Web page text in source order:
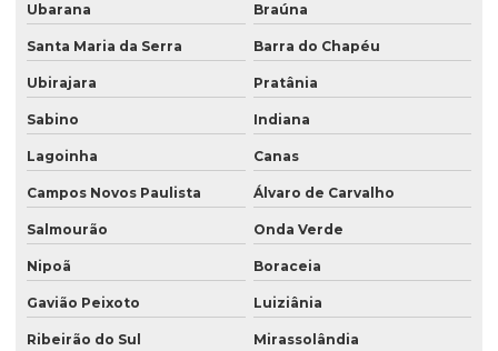
Ubarana Braúna
Santa Maria da Serra Barra do Chapéu
Ubirajara Pratânia
Sabino Indiana
Lagoinha Canas
Campos Novos Paulista Álvaro de Carvalho
Salmourão Onda Verde
Nipoã Boraceia
Gavião Peixoto Luiziânia
Ribeirão do Sul Mirassolândia